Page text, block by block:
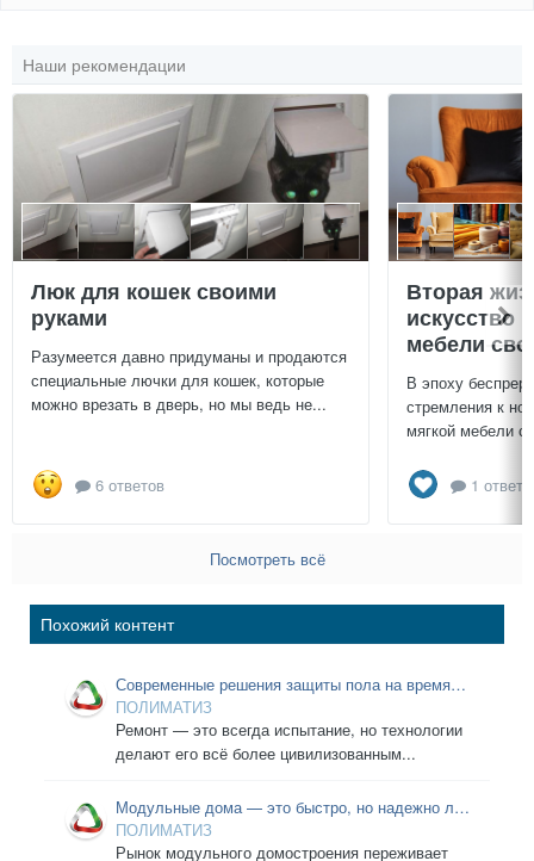
Наши рекомендации
Люк для кошек своими
руками
Разумеется давно придуманы и продаются
специальные лючки для кошек, которые
можно врезать в дверь, но мы ведь не...
6 ответов
Вторая
искусство
мебели
В эпоху
стремления к
мягкой мебели
1 ответ
Посмотреть всё
Похожий контент
Современные решения защиты пола на время
ремонта
ПОЛИМАТИЗ
Ремонт — это всегда испытание, но технологии
делают его всё более цивилизованным...
Модульные дома — это быстро, но надежно ли?
Разбираем «начинку»: кровельный пирог и магию
мембран
ПОЛИМАТИЗ
Рынок модульного домостроения переживает